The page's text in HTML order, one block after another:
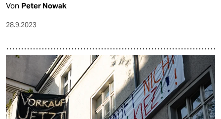
Von Peter Nowak
28.9.2023